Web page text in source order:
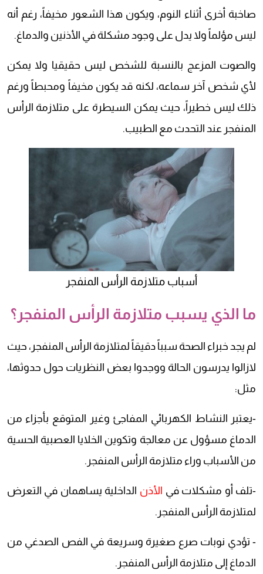
صاخبة أخرى أثناء النوم، ويكون هذا الشعور مخيفاً، رغم أنه
ليس مؤلماً ولا يدل على وجود مشكلة في الأذنين والدماغ.
والصوت المزعج بالنسبة للشخص ليس حقيقيا ولا يمكن
لأي شخص آخر سماعه، لكنه قد يكون مخيفاً ومحبطاً ورغم
ذلك ليس خطيراً، حيث يمكن السيطرة على متلازمة الرأس
المنفجر عند التحدث مع الطبيب.
أسباب متلازمة الرأس المنفجر
ما الذي يسبب متلازمة الرأس المنفجر؟
لم يجد خبراء الصحة سبباً دقيقاً لمتلازمة الرأس المنفجر، حيث
لازالوا يدرسون الحالة ووجدوا بعض النظريات حول حدوثها،
مثل:
-يعتبر النشاط الكهربائي المفاجئ وغير المتوقع بأجزاء من
الدماغ مسؤول عن معالجة وتكوين الخلايا العصبية الحسية
من الأسباب وراء متلازمة الرأس المنفجر.
-تلف أو مشكلات في الأذن الداخلية يساهمان في التعرض
لمتلازمة الرأس المنفجر.
- تؤدي نوبات صرع صغيرة وسريعة في الفص الصدغي من
الدماغ إلى متلازمة الرأس المنفجر.